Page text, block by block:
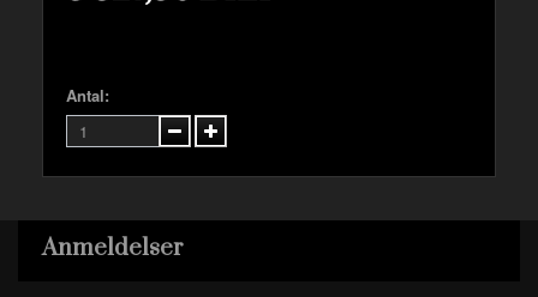
Antal:
Anmeldelser